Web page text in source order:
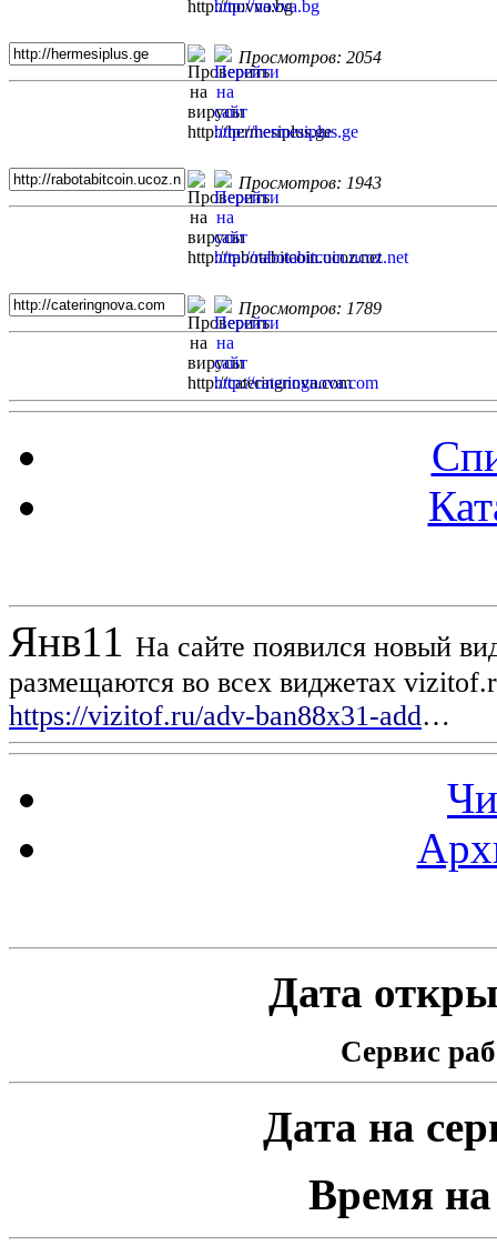
Просмотров: 2054
Просмотров: 1943
Просмотров: 1789
Янв11 На сайте появился новый
размещаются во всех виджетах
https://vizitof.ru/adv-ban88x31-add…
Дата
Сервис
Дата на
Время на